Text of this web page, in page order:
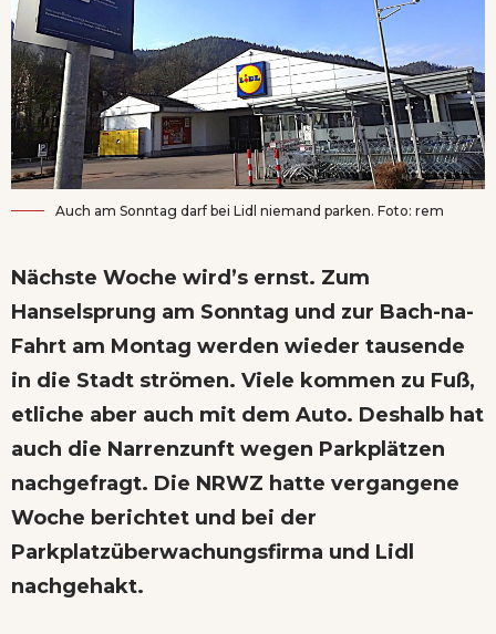
Auch am Sonntag darf bei Lidl niemand parken. Foto: rem
Nächste Woche wird’s ernst. Zum
Hanselsprung am Sonntag und zur Bach-na-
Fahrt am Montag werden wieder tausende
in die Stadt strömen. Viele kommen zu Fuß,
etliche aber auch mit dem Auto. Deshalb hat
auch die Narrenzunft wegen Parkplätzen
nachgefragt. Die NRWZ hatte vergangene
Woche berichtet und bei der
Parkplatzüberwachungsfirma und Lidl
nachgehakt.